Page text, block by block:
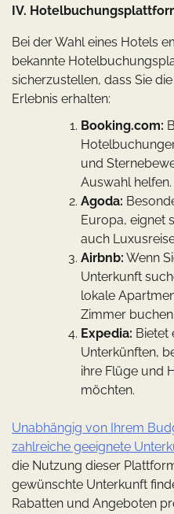
IV.
Bei der Wahl eines Hotels
bekannte
sicherzustellen, dass Sie
Erlebnis erhalten:
Booking.com:
und
Auswahl helfen.
Agoda:
Europa, eignet
auch
Airbnb: Wenn
Unterkunft
lokale
Zimmer buchen.
Expedia: Bietet
Unterkünften,
ihre Flüge und
möchten.
Unabhängig von Ihrem
zahlreiche geeignete
die Nutzung dieser
gewünschte Unterkunft
Rabatten und Angeboten